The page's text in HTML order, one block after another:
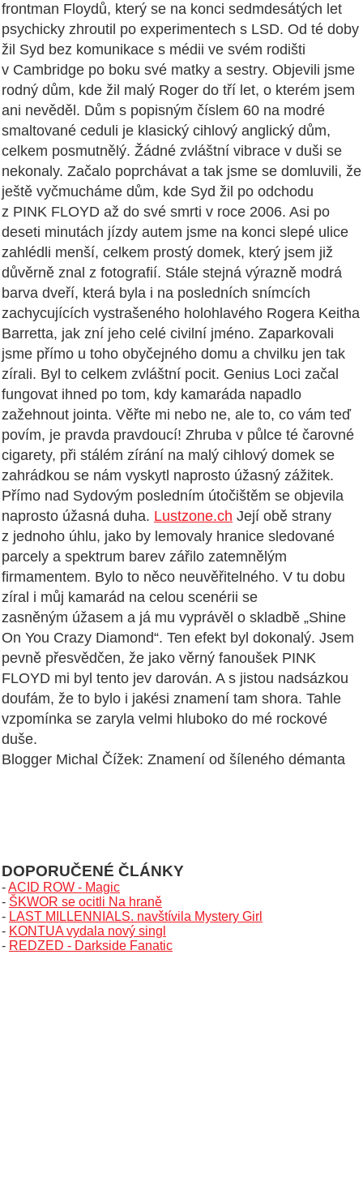
frontman Floydů, který se na konci sedmdesátých let
psychicky zhroutil po experimentech s LSD. Od té doby
žil Syd bez komunikace s médii ve svém rodišti
v Cambridge po boku své matky a sestry. Objevili jsme
rodný dům, kde žil malý Roger do tří let, o kterém jsem
ani nevěděl. Dům s popisným číslem 60 na modré
smaltované ceduli je klasický cihlový anglický dům,
celkem posmutnělý. Žádné zvláštní vibrace v duši se
nekonaly. Začalo poprchávat a tak jsme se domluvili, že
ještě vyčmucháme dům, kde Syd žil po odchodu
z PINK FLOYD až do své smrti v roce 2006. Asi po
deseti minutách jízdy autem jsme na konci slepé ulice
zahlédli menší, celkem prostý domek, který jsem již
důvěrně znal z fotografií. Stále stejná výrazně modrá
barva dveří, která byla i na posledních snímcích
zachycujících vystrašeného holohlavého Rogera Keitha
Barretta, jak zní jeho celé civilní jméno. Zaparkovali
jsme přímo u toho obyčejného domu a chvilku jen tak
zírali. Byl to celkem zvláštní pocit. Genius Loci začal
fungovat ihned po tom, kdy kamaráda napadlo
zažehnout jointa. Věřte mi nebo ne, ale to, co vám teď
povím, je pravda pravdoucí! Zhruba v půlce té čarovné
cigarety, při stálém zírání na malý cihlový domek se
zahrádkou se nám vyskytl naprosto úžasný zážitek.
Přímo nad Sydovým posledním útočištěm se objevila
naprosto úžasná duha. Lustzone.ch Její obě strany
z jednoho úhlu, jako by lemovaly hranice sledované
parcely a spektrum barev zářilo zatemnělým
firmamentem. Bylo to něco neuvěřitelného. V tu dobu
zíral i můj kamarád na celou scenérii se
zasněným úžasem a já mu vyprávěl o skladbě „Shine
On You Crazy Diamond“. Ten efekt byl dokonalý. Jsem
pevně přesvědčen, že jako věrný fanoušek PINK
FLOYD mi byl tento jev darován. A s jistou nadsázkou
doufám, že to bylo i jakési znamení tam shora. Tahle
vzpomínka se zaryla velmi hluboko do mé rockové
duše.
Blogger Michal Čížek: Znamení od šíleného démanta
DOPORUČENÉ ČLÁNKY
-ACID ROW - Magic
- ŠKWOR se ocitli Na hraně
- LAST MILLENNIALS. navštívila Mystery Girl
- KONTUA vydala nový singl
- REDZED - Darkside Fanatic